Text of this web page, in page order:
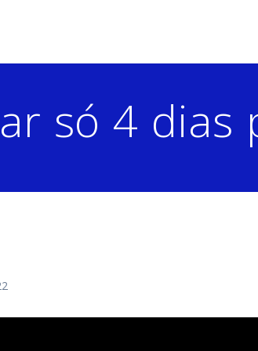
só 4 dias